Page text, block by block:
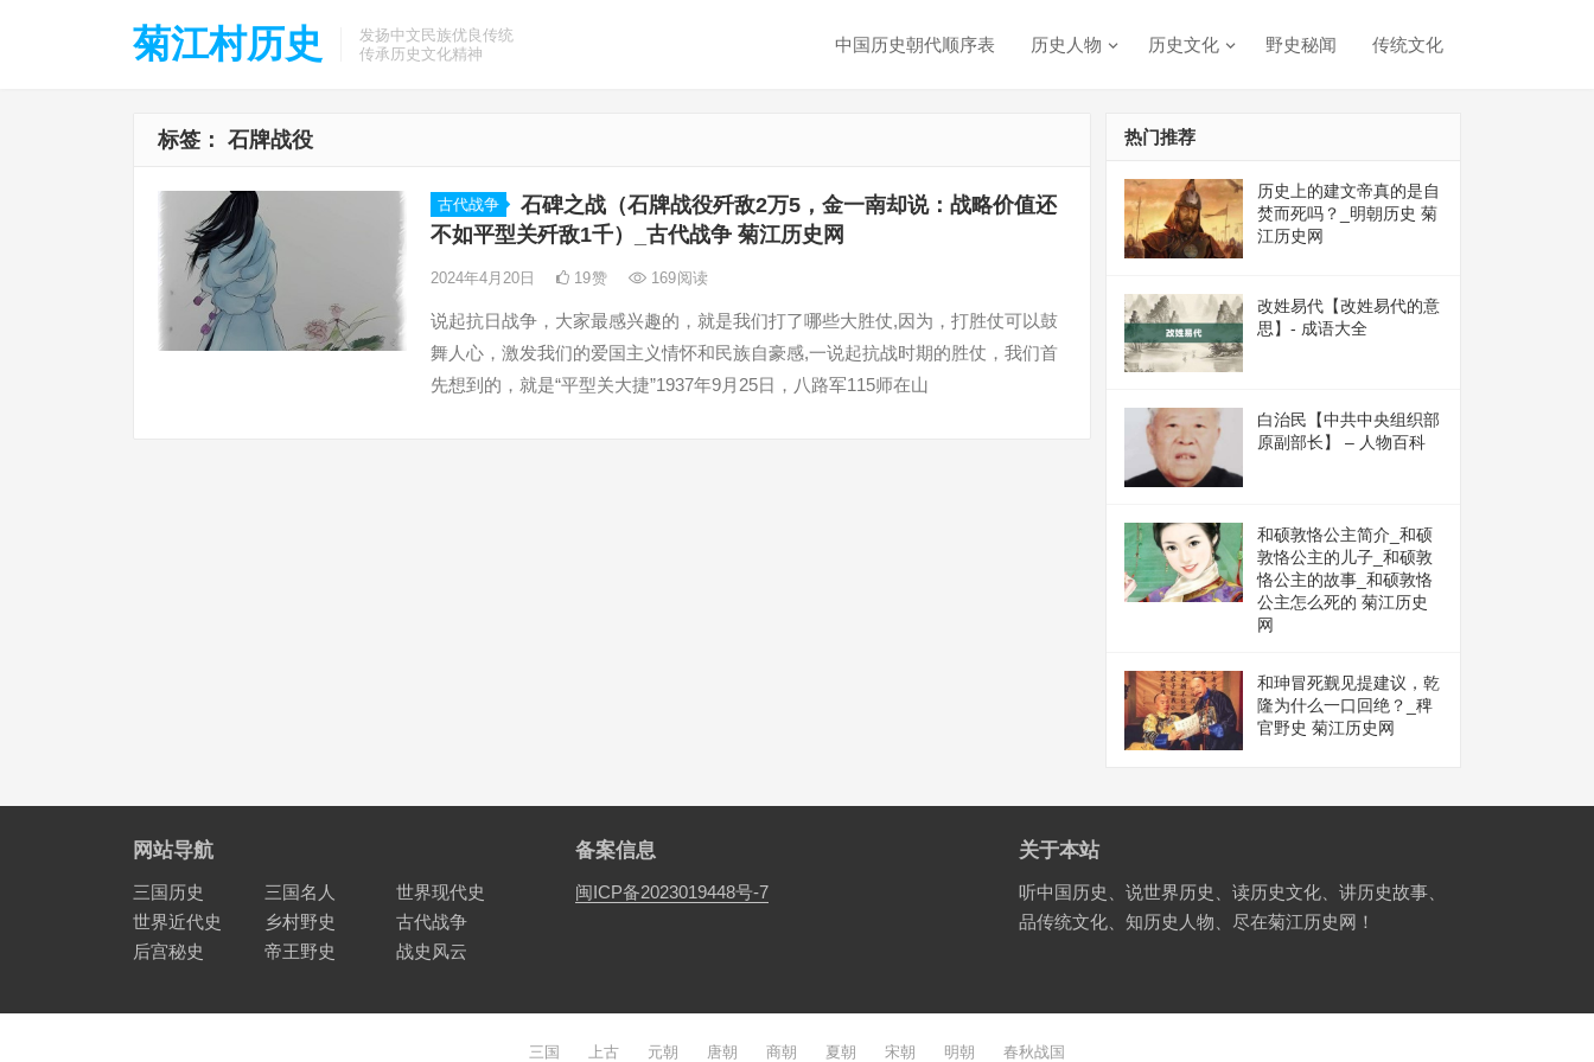
菊江村历史
发扬中文民族优良传统
传承历史文化精神
中国历史朝代顺序表 历史人物 历史文化 野史秘闻 传统文化
标签： 石牌战役
古代战争
石碑之战（石牌战役歼敌2万5，金一南却说：战略价值还
不如平型关歼敌1千）_古代战争 菊江历史网
2024年4月20日 19赞 169阅读
说起抗日战争，大家最感兴趣的，就是我们打了哪些大胜仗,因为，打胜仗可以鼓
舞人心，激发我们的爱国主义情怀和民族自豪感,一说起抗战时期的胜仗，我们首
先想到的，就是“平型关大捷”1937年9月25日，八路军115师在山
热门推荐
历史上的建文帝真的是自
焚而死吗？_明朝历史 菊
江历史网
改姓易代【改姓易代的意
思】- 成语大全
白治民【中共中央组织部
原副部长】 – 人物百科
和硕敦恪公主简介_和硕
敦恪公主的儿子_和硕敦
恪公主的故事_和硕敦恪
公主怎么死的 菊江历史
网
和珅冒死觐见提建议，乾
隆为什么一口回绝？_稗
官野史 菊江历史网
网站导航
三国历史 三国名人
世界现代史
世界近代史
乡村野史
古代战争
后宫秘史
帝王野史 战史风云
备案信息
闽ICP备2023019448号-7
关于本站
听中国历史、说世界历史、读历史文化、讲历史故事、
品传统文化、知历史人物、尽在菊江历史网！
三国 上古 元朝 唐朝 商朝 夏朝 宋朝 明朝 春秋战国